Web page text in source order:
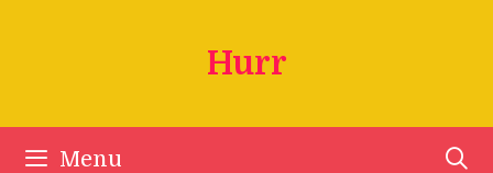
Hurr
Menu